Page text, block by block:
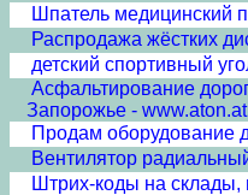
Шпатель медицинский
Распродажа жёстких
детский спортивный
Асфальтирование
Запорожье -
Продам оборудование
Вентилятор
Штрих-коды на склады,